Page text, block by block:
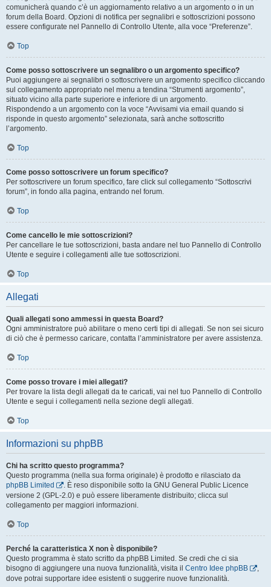
comunicherà quando c’è un aggiornamento relativo a un argomento o in un
forum della Board. Opzioni di notifica per segnalibri e sottoscrizioni possono
essere configurate nel Pannello di Controllo Utente, alla voce “Preferenze”.
Top
Come posso sottoscrivere un segnalibro o un argomento specifico?
Puoi aggiungere ai segnalibri o sottoscrivere un argomento specifico cliccando
sul collegamento appropriato nel menu a tendina “Strumenti argomento”,
situato vicino alla parte superiore e inferiore di un argomento.
Rispondendo a un argomento con la voce “Avvisami via email quando si
risponde in questo argomento” selezionata, sarà anche sottoscritto
l’argomento.
Top
Come posso sottoscrivere un forum specifico?
Per sottoscrivere un forum specifico, fare click sul collegamento “Sottoscrivi
forum”, in fondo alla pagina, entrando nel forum.
Top
Come cancello le mie sottoscrizioni?
Per cancellare le tue sottoscrizioni, basta andare nel tuo Pannello di Controllo
Utente e seguire i collegamenti alle tue sottoscrizioni.
Top
Allegati
Quali allegati sono ammessi in questa Board?
Ogni amministratore può abilitare o meno certi tipi di allegati. Se non sei sicuro
di ciò che è permesso caricare, contatta l’amministratore per avere assistenza.
Top
Come posso trovare i miei allegati?
Per trovare la lista degli allegati da te caricati, vai nel tuo Pannello di Controllo
Utente e segui i collegamenti nella sezione degli allegati.
Top
Informazioni su phpBB
Chi ha scritto questo programma?
Questo programma (nella sua forma originale) è prodotto e rilasciato da
phpBB Limited
. È reso disponibile sotto la GNU General Public Licence
versione 2 (GPL-2.0) e può essere liberamente distribuito; clicca sul
collegamento per maggiori informazioni.
Top
Perché la caratteristica X non è disponibile?
Questo programma è stato scritto da phpBB Limited. Se credi che ci sia
bisogno di aggiungere una nuova funzionalità, visita il Centro Idee phpBB
,
dove potrai supportare idee esistenti o suggerire nuove funzionalità.